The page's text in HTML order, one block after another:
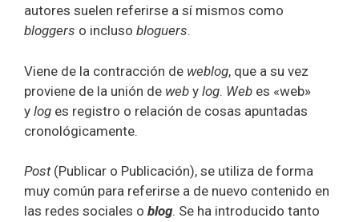
autores suelen referirse a sí mismos como
bloggers o incluso bloguers.
Viene de la contracción de weblog, que a su vez
proviene de la unión de web y log. Web es «web»
y log es registro o relación de cosas apuntadas
cronológicamente.
Post(Publicar o Publicación), se utiliza de forma
muy común para referirse a de nuevo contenido en
las redes sociales o blog. Se ha introducido tanto